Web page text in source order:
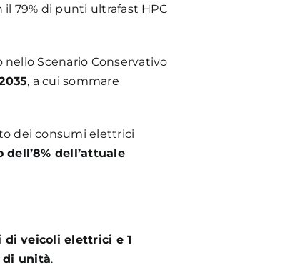
79% di punti ultrafast HPC
Scenario Conservativo
, a cui sommare
dei consumi elettrici
dell’8% dell’attuale
di veicoli elettrici e 1
di unità.